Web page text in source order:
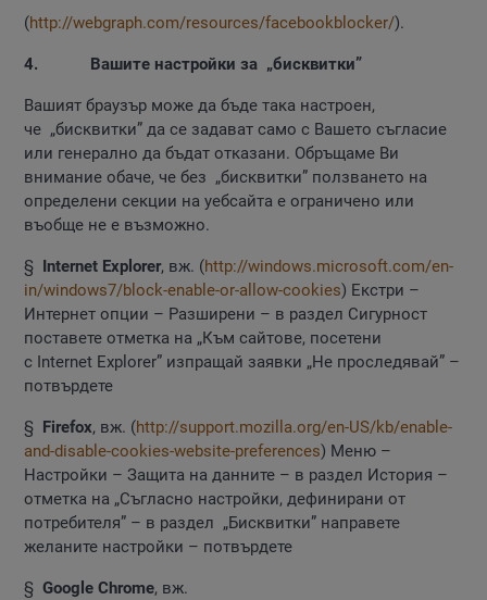
(http://webgraph.com/resources/facebookblocker/).
4. Вашите настройки за „бисквитки”
Вашият браузър може да бъде така настроен,
че „бисквитки” да се задават само с Вашето съгласие
или генерално да бъдат отказани. Обръщаме Ви
внимание обаче, че без „бисквитки” ползването на
определени секции на уебсайта е ограничено или
въобще не е възможно.
§ Internet Explorer, вж. (http://windows.microsoft.com/en-
in/windows7/block-enable-or-allow-cookies) Екстри –
Интернет опции – Разширени – в раздел Сигурност
поставете отметка на „Към сайтове, посетени
с Internet Explorer” изпращай заявки „Не проследявай” –
потвърдете
§ Firefox, вж. (http://support.mozilla.org/en-US/kb/enable-
and-disable-cookies-website-preferences) Меню –
Настройки – Защита на данните – в раздел История –
отметка на „Съгласно настройки, дефинирани от
потребителя” – в раздел „Бисквитки” направете
желаните настройки – потвърдете
§GoogleChrome, вж.